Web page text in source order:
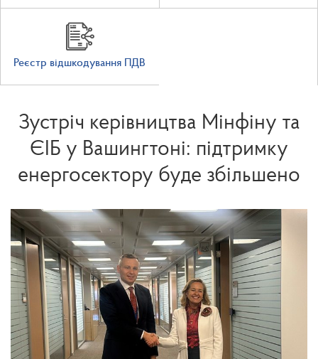
Реєстр відшкодування ПДВ
Зустріч керівництва Мінфіну та
ЄІБ у Вашингтоні: підтримку
енергосектору буде збільшено